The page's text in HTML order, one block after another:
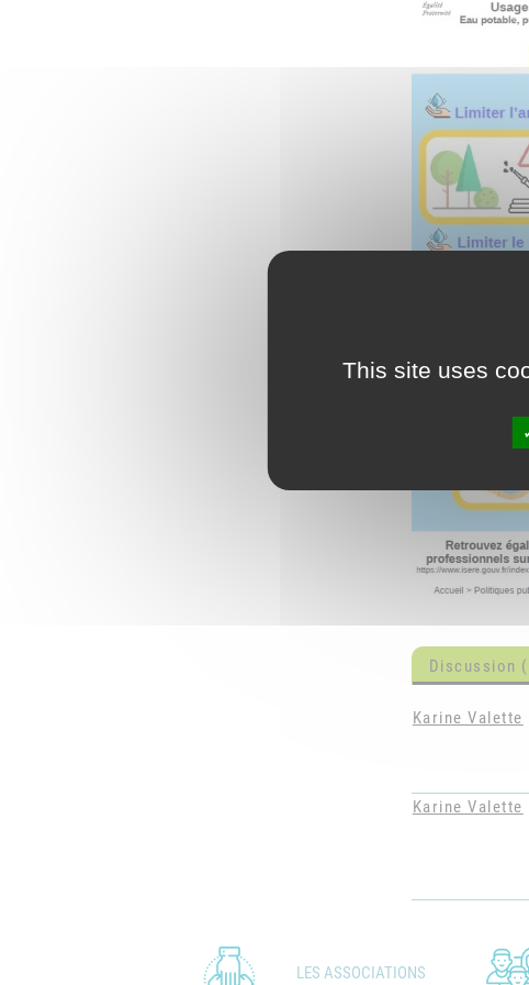
Tarifs communaux
Lieu
Pôle
Discussion
Karine Valette
Karine Valette
LES ASSOCIATIONS
This site uses